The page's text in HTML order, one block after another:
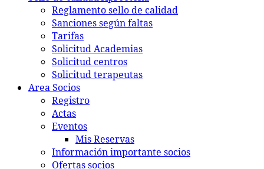
Reglamento sello de calidad
Sanciones según faltas
Tarifas
Solicitud Academias
Solicitud centros
Solicitud terapeutas
Area Socios
Registro
Actas
Eventos
Mis Reservas
Información importante socios
Ofertas socios